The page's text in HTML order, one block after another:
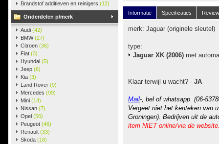
Brandstof additieven en reinigers (12)
Onderdelen p/merk
Audi (42)
BMW(27)
Citroen (36)
Fiat (3)
Hyundai (5)
Jeep (6)
Kia (3)
Land Rover (9)
Mercedes (99)
Mini (14)
Nissan (7)
Opel (56)
Peugeot (46)
Renault (33)
Skoda (18)
Informatie Specificaties
merk: Jaguar (originele sleutel)
type:
Jaguar XK (2006) met
Klaar terwijl u wacht? - JA
Mail-, bel of whatsapp (06-
Vergeet niet het kenteken van
Groningen). Bedrijven uit de
item NIET online/via de